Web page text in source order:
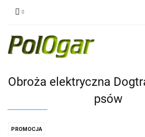
Obroża elektryczna
psów
PROMOCJA